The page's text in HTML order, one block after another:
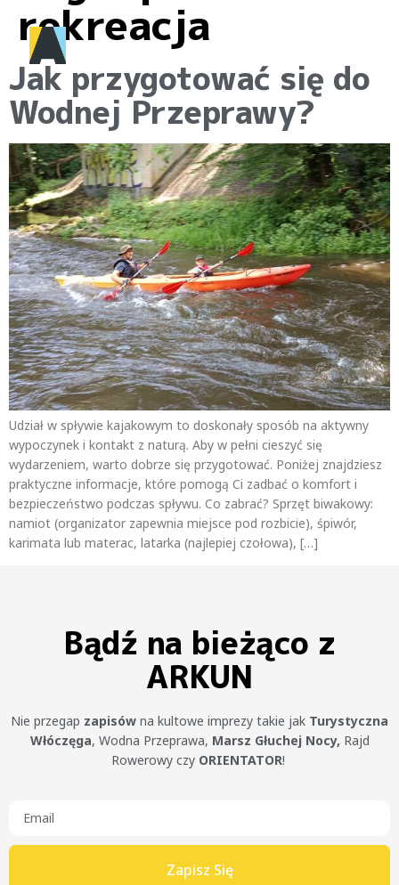
rekreacja
Jak przygotować się do
Wodnej Przeprawy?
Udział w spływie kajakowym to doskonały sposób na aktywny
wypoczynek i kontakt z naturą. Aby w pełni cieszyć się
wydarzeniem, warto dobrze się przygotować. Poniżej znajdziesz
praktyczne informacje, które pomogą Ci zadbać o komfort i
bezpieczeństwo podczas spływu. Co zabrać? Sprzęt biwakowy:
namiot (organizator zapewnia miejsce pod rozbicie), śpiwór,
karimata lub materac, latarka (najlepiej czołowa), […]
Bądź na bieżąco z
ARKUN
Nie przegap zapisów na kultowe imprezy takie jak Turystyczna
Włóczęga, Wodna Przeprawa, Marsz Głuchej Nocy, Rajd
Rowerowy czy ORIENTATOR!
Zapisz Się